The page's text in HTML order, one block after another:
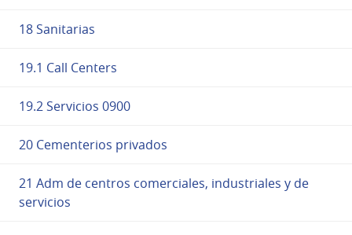
18 Sanitarias
19.1 Call Centers
19.2 Servicios 0900
20 Cementerios privados
21 Adm de centros comerciales, industriales y de
servicios